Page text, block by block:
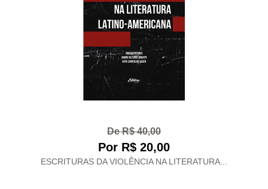
De R$ 40,00
Por R$ 20,00
ESCRITURAS DA VIOLÊNCIA NA LITERATURA...